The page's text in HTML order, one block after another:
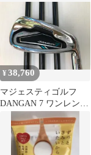
¥38,760
マジェスティゴルフ
DANGAN 7 ワンレング
ス オリジナルカーボ
ン Sフレックス アイ
アンセット 中古【最
短即日発送】